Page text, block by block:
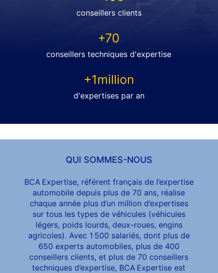
conseillers clients
+70
conseillers techniques d'expertise
+1million
d'expertises par an
QUI SOMMES-NOUS
BCA Expertise, référent français de l’expertise
automobile depuis plus de 70 ans, réalise
chaque année plus d’un million d’expertises
sur tous les types de véhicules (véhicules
légers, poids lourds, deux-roues, engins
agricoles). Avec 1 500 salariés, dont plus de
650 experts automobiles, plus de 400
conseillers clients, et plus de 70 conseillers
techniques d’expertise, BCA Expertise est